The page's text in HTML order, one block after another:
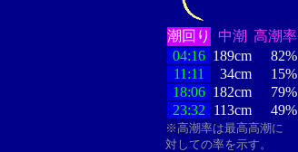
潮回り 中潮 高潮率
04:16 189cm
82%
11:11
34cm
15%
18:06 182cm
79%
23:32
113cm 49%
※高潮率は最高高潮に
対しての率を示す。